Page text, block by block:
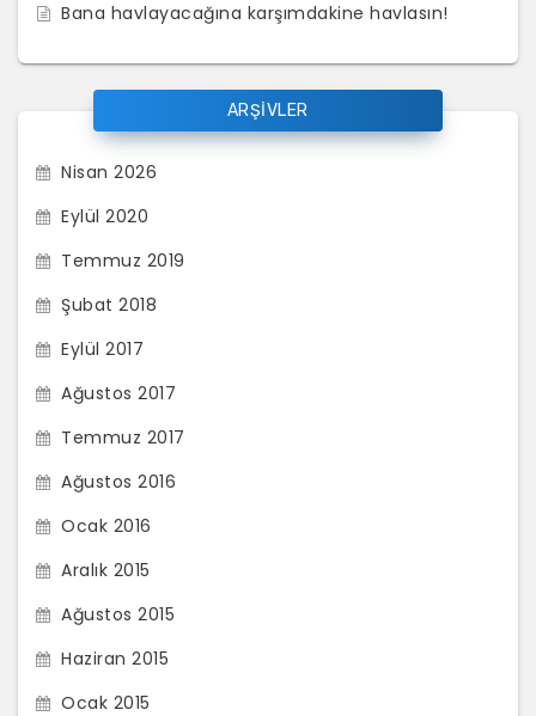
Bana havlayacağına karşımdakine havlasın!
ARŞİVLER
Nisan 2026
Eylül 2020
Temmuz 2019
Şubat 2018
Eylül 2017
Ağustos 2017
Temmuz 2017
Ağustos 2016
Ocak 2016
Aralık 2015
Ağustos 2015
Haziran 2015
Ocak 2015